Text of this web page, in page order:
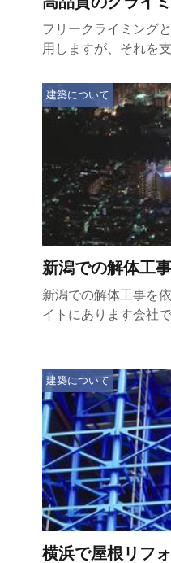
フリークライミング
用しますが、それを
新潟での解体工
建築について
新潟での解体工事を
イトにあります会社
横浜で屋根リフ
建築について